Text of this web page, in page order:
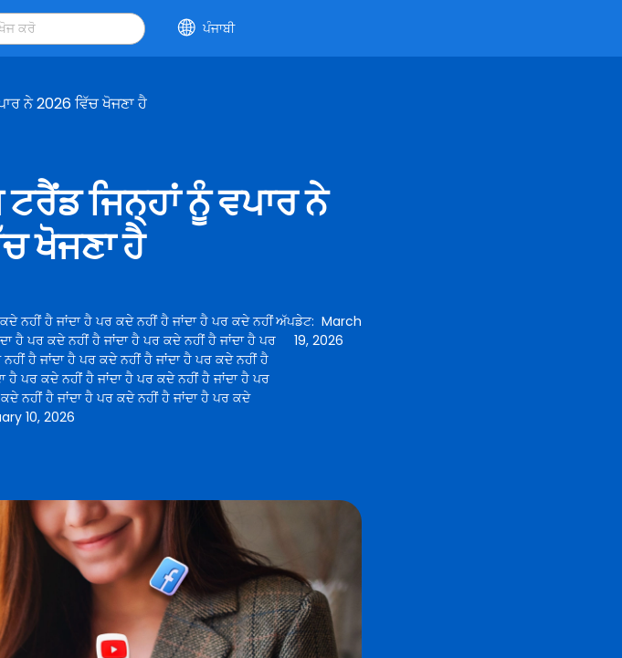
ਪੰਜਾਬੀ
ਨੇ 2026 ਵਿੱਚ ਖੋਜਣਾ ਹੈ
ਜਿਨ੍ਹਾਂ ਨੂੰ ਵਪਾਰ ਨੇ
ਖੋਜਣਾ ਹੈ
ਨਹੀਂ ਹੈ ਜਾਂਦਾ ਹੈ ਪਰ ਕਦੇ ਨਹੀਂ ਹੈ ਜਾਂਦਾ ਹੈ ਪਰ ਕਦੇ ਨਹੀਂ
ਹੈ ਪਰ ਕਦੇ ਨਹੀਂ ਹੈ ਜਾਂਦਾ ਹੈ ਪਰ ਕਦੇ ਨਹੀਂ ਹੈ ਜਾਂਦਾ ਹੈ ਪਰ
ਹੈ ਜਾਂਦਾ ਹੈ ਪਰ ਕਦੇ ਨਹੀਂ ਹੈ ਜਾਂਦਾ ਹੈ ਪਰ ਕਦੇ ਨਹੀਂ ਹੈ
ਹੈ ਪਰ ਕਦੇ ਨਹੀਂ ਹੈ ਜਾਂਦਾ ਹੈ ਪਰ ਕਦੇ ਨਹੀਂ ਹੈ ਜਾਂਦਾ ਹੈ ਪਰ
ਨਹੀਂ ਹੈ ਜਾਂਦਾ ਹੈ ਪਰ ਕਦੇ ਨਹੀਂ ਹੈ ਜਾਂਦਾ ਹੈ ਪਰ ਕਦੇ
10, 2026
ਅੱਪਡੇਟ:March
19, 2026